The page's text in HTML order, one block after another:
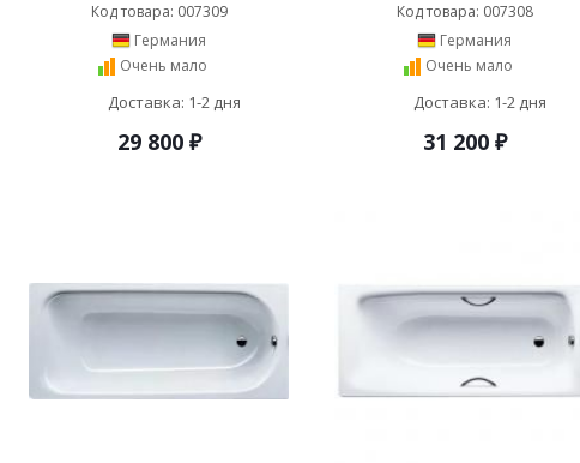
Код товара: 007309
Германия
Очень мало
Доставка: 1-2 дня
29 800₽
Код товара: 007308
Германия
Очень мало
Доставка: 1-2 дня
31 200₽